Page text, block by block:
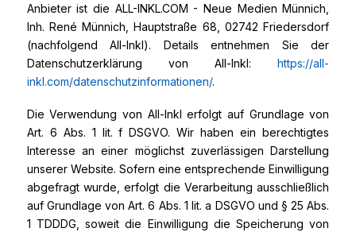
Anbieter ist die ALL-INKL.COM - Neue Medien Münnich,
Inh. René Münnich, Hauptstraße 68, 02742 Friedersdorf
(nachfolgend All-Inkl). Details entnehmen Sie der
Datenschutzerklärung von All-Inkl:https://all-
inkl.com/datenschutzinformationen/.
Die Verwendung von All-Inkl erfolgt auf Grundlage von
Art. 6 Abs. 1 lit. f DSGVO. Wir haben ein berechtigtes
Interesse an einer möglichst zuverlässigen Darstellung
unserer Website. Sofern eine entsprechende Einwilligung
abgefragt wurde, erfolgt die Verarbeitung ausschließlich
auf Grundlage von Art. 6 Abs. 1 lit. a DSGVO und § 25 Abs.
1 TDDDG, soweit die Einwilligung die Speicherung von